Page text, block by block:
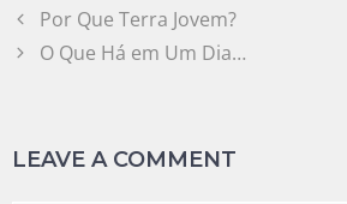
Por Que Terra Jovem?
O Que Há em Um Dia…
LEAVE A COMMENT